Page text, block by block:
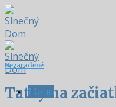
Skip
to
content
Menu
Nezaradené
Tatry na